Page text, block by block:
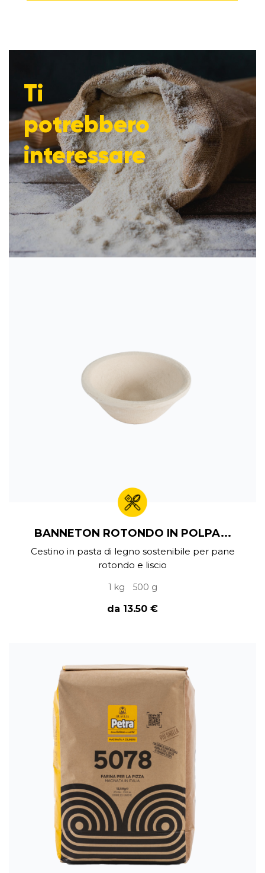
Ti
potrebbero
interessare
BANNETON ROTONDO IN POLPA...
Cestino in pasta di legno sostenibile per pane
rotondo e liscio
1 kg 500 g
da 13.50 €